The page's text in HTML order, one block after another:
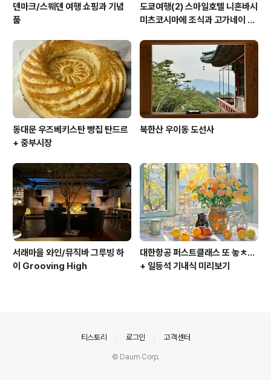
덴마크/스웨덴 여행 쇼핑과 기념
품
도쿄여행(2) 스마일호텔 니혼바시
미츠코시마에 조식과 고가네이 공
동대문 우즈베키스탄 빵집 탄드르
+ 중부시장
북한산 우이동 도선사
서래마을 와인/뮤직바 그루빙 하
이 Grooving High
대한항공 퍼스트클래스 또 놓ㅊ...
+ 일등석 기내식 미리보기
티스토리 로그인 고객센터
© Daum Corp.